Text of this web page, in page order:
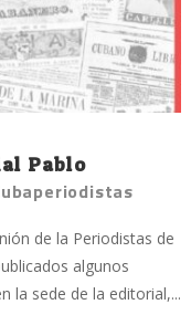
Pablo
de la Periodistas de
algunos
la sede de la editorial,...